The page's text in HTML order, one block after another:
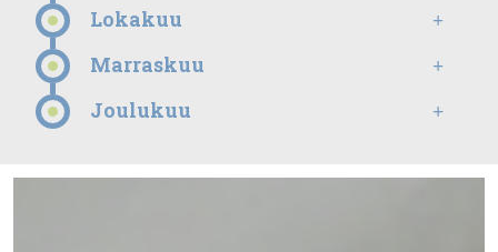
Lokakuu
Marraskuu
Joulukuu